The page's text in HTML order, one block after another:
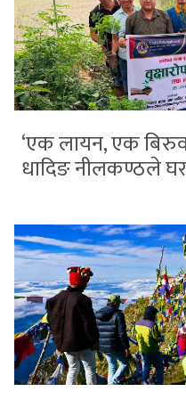
‘एक लायन, एक
धादिङ नीलकण्ठले